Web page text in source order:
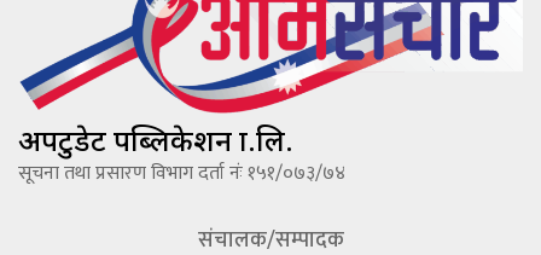
अपटुडेट पब्लिकेशन प्रा.लि.
सूचना तथा प्रसारण विभाग दर्ता नंः १५१/०७३/७४
संचालक/सम्पादक